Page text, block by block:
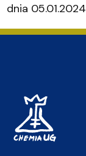
dnia